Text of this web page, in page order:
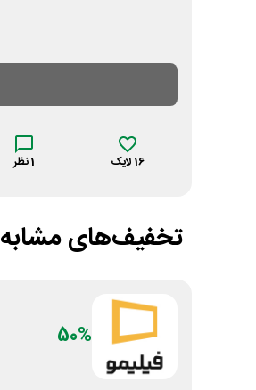
16 لایک 1نظر
تخفیف‌های مشابه
50%